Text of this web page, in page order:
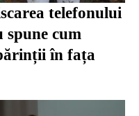
telefonului
spune cum
în fața